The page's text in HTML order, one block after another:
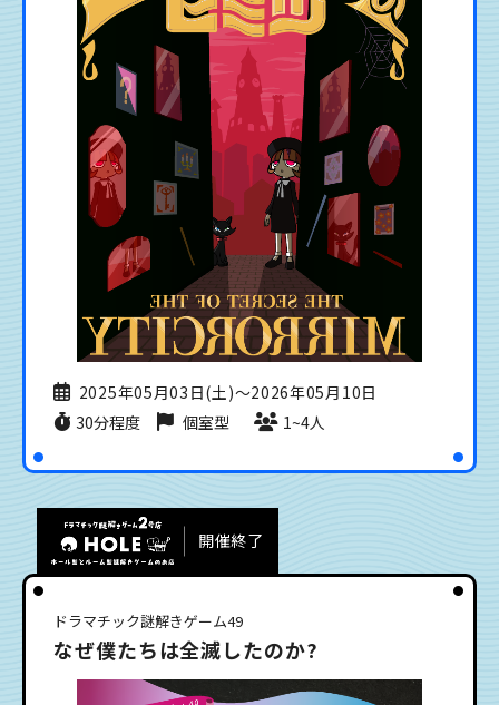
2025年05月03日(土)〜2026年05月10日
30分程度
個室型 1~4人
開催終了
ドラマチック謎解きゲーム49
なぜ僕たちは全滅したのか?